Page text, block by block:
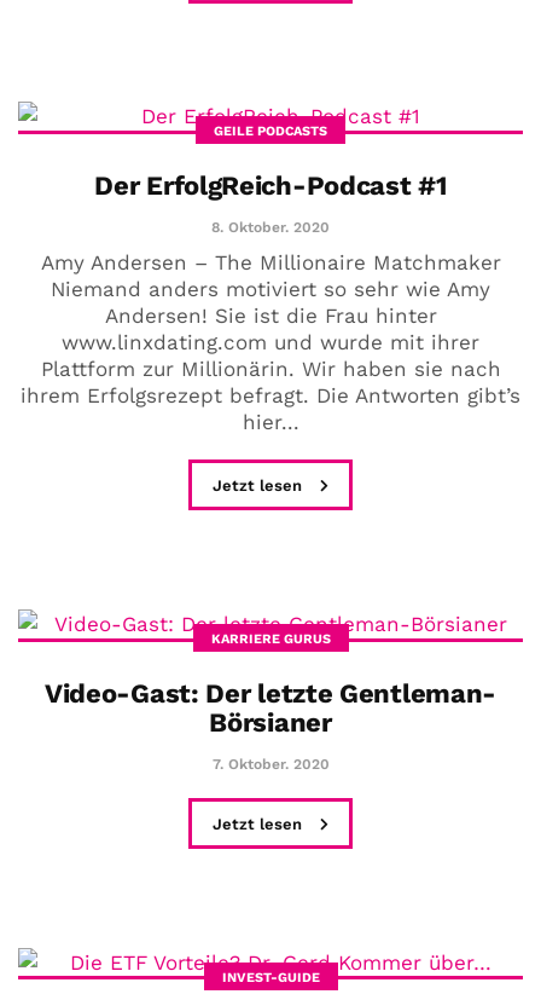
GEILE PODCASTS
Der ErfolgReich-Podcast #1
8. Oktober. 2020
Amy Andersen – The Millionaire Matchmaker
Niemand anders motiviert so sehr wie Amy
Andersen! Sie ist die Frau hinter
www.linxdating.com und wurde mit ihrer
Plattform zur Millionärin. Wir haben sie nach
ihrem Erfolgsrezept befragt. Die Antworten gibt’s
hier...
Jetzt lesen
KARRIERE GURUS
Video-Gast: Der letzte Gentleman-
Börsianer
7. Oktober. 2020
Jetzt lesen
INVEST-GUIDE